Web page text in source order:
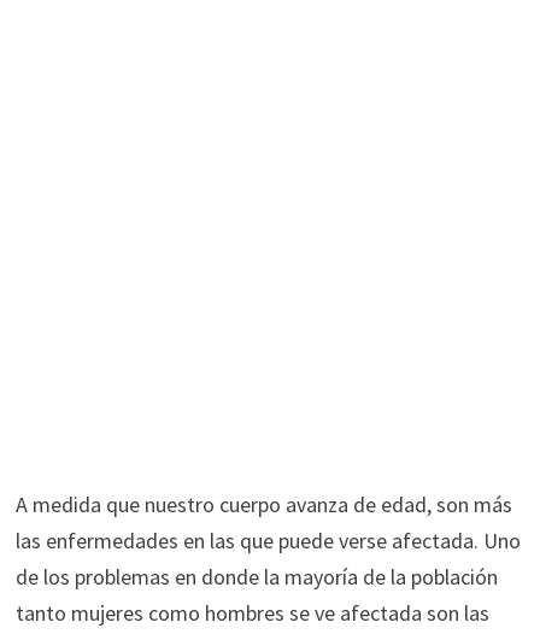
A medida que nuestro cuerpo avanza de edad, son más
las enfermedades en las que puede verse afectada. Uno
de los problemas en donde la mayoría de la población
tanto mujeres como hombres se ve afectada son las